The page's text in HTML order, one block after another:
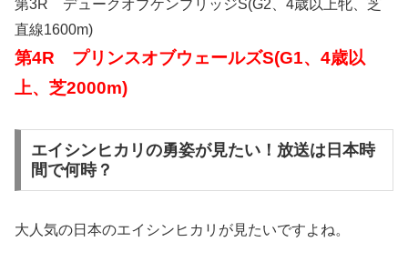
第3R デュークオブケンブリッジS(G2、4歳以上牝、芝
直線1600m)
第4R プリンスオブウェールズS(G1、4歳以
上、芝2000m)
エイシンヒカリの勇姿が見たい！放送は日本時
間で何時？
大人気の日本のエイシンヒカリが見たいですよね。